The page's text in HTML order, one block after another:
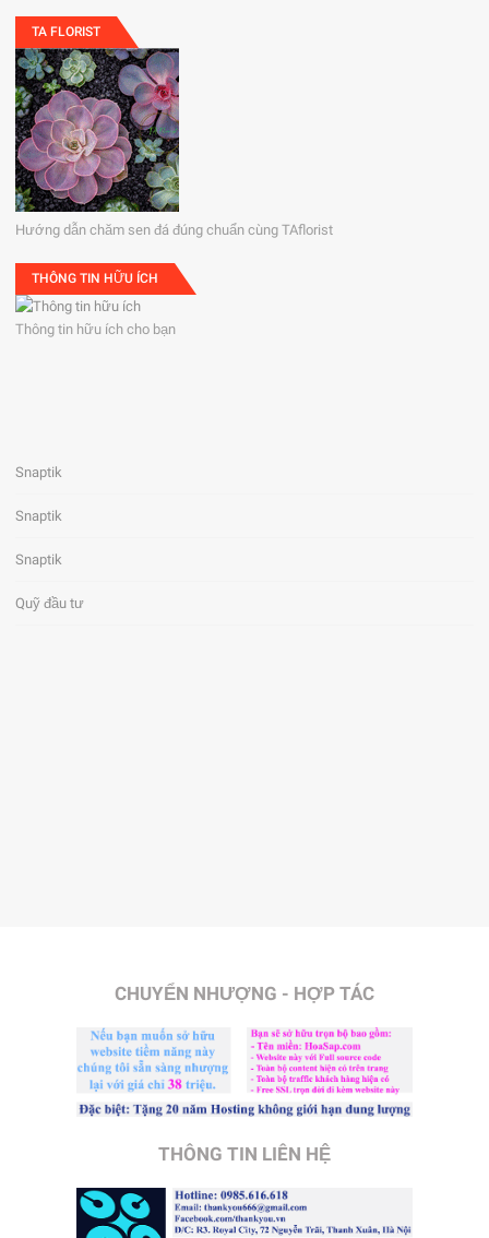
TA FLORIST
Hướng dẫn chăm sen đá đúng chuẩn cùng TAflorist
THÔNG TIN HỮU ÍCH
Thông tin hữu ích cho bạn
Snaptik
Snaptik
Snaptik
Quỹ đầu tư
CHUYỂN NHƯỢNG - HỢP TÁC
THÔNG TIN LIÊN HỆ